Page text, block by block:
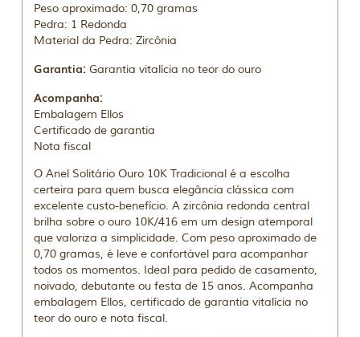
Peso aproximado: 0,70 gramas
Pedra: 1 Redonda
Material da Pedra: Zircônia
Garantia: Garantia vitalícia no teor do ouro
Acompanha:
Embalagem Ellos
Certificado de garantia
Nota fiscal
O Anel Solitário Ouro 10K Tradicional é a escolha
certeira para quem busca elegância clássica com
excelente custo-benefício. A zircônia redonda central
brilha sobre o ouro 10K/416 em um design atemporal
que valoriza a simplicidade. Com peso aproximado de
0,70 gramas, é leve e confortável para acompanhar
todos os momentos. Ideal para pedido de casamento,
noivado, debutante ou festa de 15 anos. Acompanha
embalagem Ellos, certificado de garantia vitalícia no
teor do ouro e nota fiscal.